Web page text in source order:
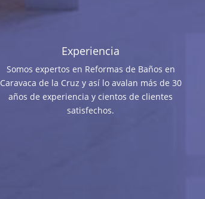
Experiencia
Somos expertos en Reformas de Baños en
Caravaca de la Cruz y así lo avalan más de 30
años de experiencia y cientos de clientes
satisfechos.